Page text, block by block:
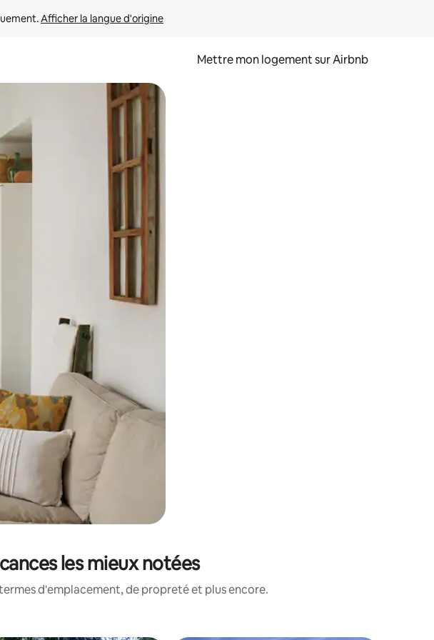
Afficher la langue d'origine
Mettre mon logement sur Airbnb
en appuyant et en faisant glisser.
les mieux notées
d'emplacement, de propreté et plus encore.